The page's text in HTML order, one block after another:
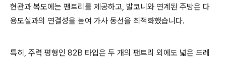
현관과 복도에는 팬트리를 제공하고, 발코니와 연계된 주방은 다
용도실과의 연결성을 높여 가사 동선을 최적화했습니다.
특히, 주력 평형인 82B 타입은 두 개의 팬트리 외에도 넓은 드레